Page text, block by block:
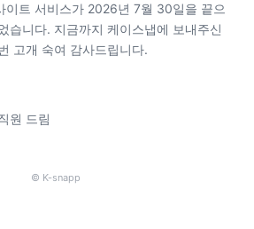
이트 서비스가 2026년 7월 30일을 끝으
습니다. 지금까지 케이스냅에 보내주신
고개 숙여 감사드립니다.
원 드림
© K-snapp